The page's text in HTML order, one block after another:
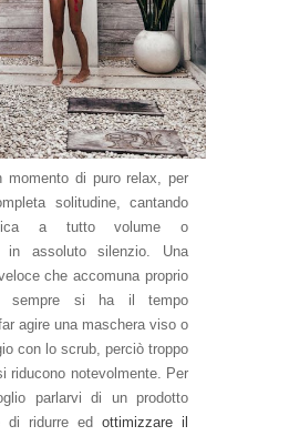
di puro relax, per
solitudine, cantando
a tutto volume o
in assoluto silenzio. Una
che accomuna proprio
sempre si ha il tempo
agire una maschera viso o
con lo scrub, perciò troppo
riducono notevolmente. Per
parlarvi di un prodotto
di ridurre ed ottimizzare il